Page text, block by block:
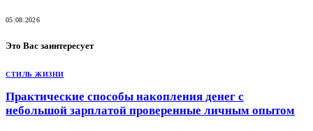
05.08.2026
Это Вас заинтересует
СТИЛЬ ЖИЗНИ
Практические способы накопления денег с
небольшой зарплатой проверенные личным опытом